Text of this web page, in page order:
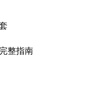
整指南